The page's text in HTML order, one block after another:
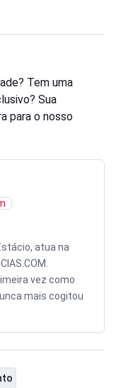
Tem uma
Sua
para o nosso
atua na
vez como
mais cogitou